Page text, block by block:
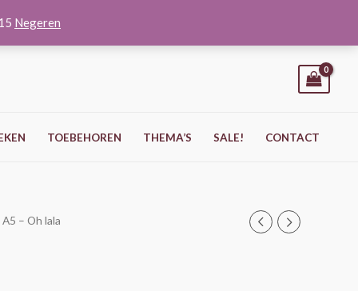
Negeren
TOEBEHOREN THEMA’S SALE! CONTACT
– Oh lala